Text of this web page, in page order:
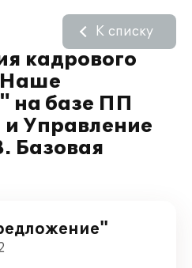
кадрового
на базе ПП
Управление
Базовая
К списку